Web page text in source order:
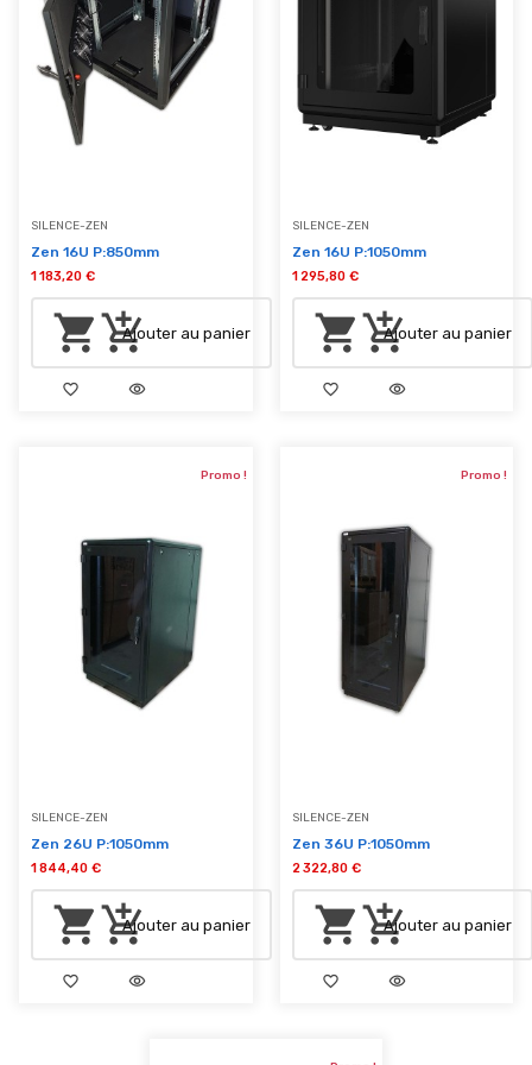
SILENCE-ZEN
Zen 16U P:850mm
1 183,20 €
shopping_cartadd_shopping_cartAjouter au panier
favorite_border visibility
SILENCE-ZEN
Zen 16U P:1050mm
1 295,80 €
shopping_cartadd_shopping_cartAjouter au panier
favorite_border visibility
Promo !
SILENCE-ZEN
Zen 26U P:1050mm
1 844,40 €
shopping_cartadd_shopping_cartAjouter au panier
favorite_border visibility
Promo !
SILENCE-ZEN
Zen 36U P:1050mm
2 322,80 €
shopping_cartadd_shopping_cartAjouter au panier
favorite_border visibility